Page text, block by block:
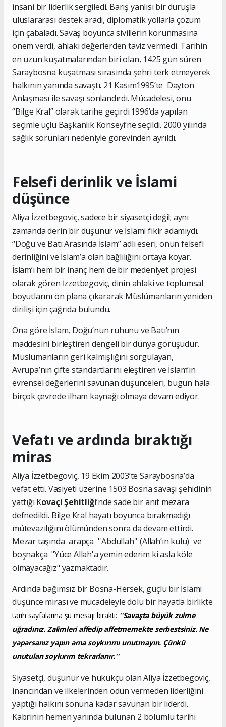
insani bir liderlik sergiledi. Barış yanlısı bir duruşla
uluslararası destek aradı, diplomatik yollarla çözüm
için çabaladı. Savaş boyunca sivillerin korunmasına
önem verdi, ahlaki değerlerden taviz vermedi. Tarihin
en uzun kuşatmalarından biri olan, 1425 gün süren
Saraybosna kuşatması sırasında şehri terk etmeyerek
halkının yanında savaştı. 21 Kasım1995’te Dayton
Anlaşması ile savaşı sonlandırdı. Mücadelesi, onu
“Bilge Kral” olarak tarihe geçirdi.1996’da yapılan
seçimle üçlü Başkanlık Konseyi’ne seçildi. 2000 yılında
sağlık sorunları nedeniyle görevinden ayrıldı.
Felsefi derinlik ve İslami
düşünce
Aliya İzzetbegoviç, sadece bir siyasetçi değil; aynı
zamanda derin bir düşünür ve İslami fikir adamıydı.
“Doğu ve Batı Arasında İslam” adlı eseri, onun felsefi
derinliğini ve İslam’a olan bağlılığını ortaya koyar.
İslam’ı hem bir inanç hem de bir medeniyet projesi
olarak gören İzzetbegoviç, dinin ahlaki ve toplumsal
boyutlarını ön plana çıkararak Müslümanların yeniden
dirilişi için çağrıda bulundu.
Ona göre İslam, Doğu’nun ruhunu ve Batı’nın
maddesini birleştiren dengeli bir dünya görüşüdür.
Müslümanların geri kalmışlığını sorgulayan,
Avrupa’nın çifte standartlarını eleştiren ve İslam’ın
evrensel değerlerini savunan düşünceleri, bugün hala
birçok çevrede ilham kaynağı olmaya devam ediyor.
Vefatı ve ardında bıraktığı
miras
Aliya İzzetbegoviç, 19 Ekim 2003’te Saraybosna’da
vefat etti. Vasiyeti üzerine 1503 Bosna savaşı şehidinin
yattığı Kovaçi Şehitliği’nde sade bir anıt mezara
defnedildi. Bilge Kral hayatı boyunca bırakmadığı
mütevazılığını ölümünden sonra da devam ettirdi.
Mezar taşında arapça ''Abdullah'' (Allah’ın kulu) ve
boşnakça "Yüce Allah'a yemin ederim ki asla köle
olmayacağız" yazmaktadır.
Ardında bağımsız bir Bosna-Hersek, güçlü bir İslami
düşünce mirası ve mücadeleyle dolu bir hayatla birlikte
tarih sayfalarına şu mesajı bıraktı: ''Savaşta büyük zulme
uğradınız. Zalimleri affedip affetmemekte serbestsiniz. Ne
yaparsanız yapın ama soykırımı unutmayın. Çünkü
unutulan soykırım tekrarlanır.''
Siyasetçi, düşünür ve hukukçu olan Aliya İzzetbegoviç,
inancından ve ilkelerinden ödün vermeden liderliğini
yaptığı halkını sonuna kadar savunan bir liderdi.
Kabrinin hemen yanında bulunan 2 bölümlü tarihi